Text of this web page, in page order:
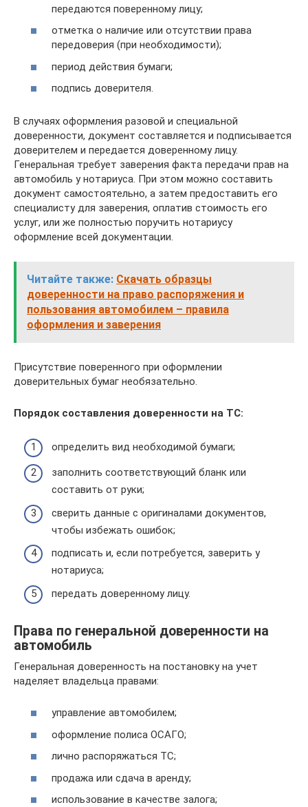
передаются поверенному лицу;
отметка о наличие или отсутствии права
передоверия (при необходимости);
период действия бумаги;
подпись доверителя.
В случаях оформления разовой и специальной
доверенности, документ составляется и подписывается
доверителем и передается доверенному лицу.
Генеральная требует заверения факта передачи прав на
автомобиль у нотариуса. При этом можно составить
документ самостоятельно, а затем предоставить его
специалисту для заверения, оплатив стоимость его
услуг, или же полностью поручить нотариусу
оформление всей документации.
Читайте также: Скачать образцы
доверенности на право распоряжения и
пользования автомобилем – правила
оформления и заверения
Присутствие поверенного при оформлении
доверительных бумаг необязательно.
Порядок составления доверенности на ТС:
определить вид необходимой бумаги;
заполнить соответствующий бланк или
составить от руки;
сверить данные с оригиналами документов,
чтобы избежать ошибок;
подписать и, если потребуется, заверить у
нотариуса;
передать доверенному лицу.
Права по генеральной доверенности на
автомобиль
Генеральная доверенность на постановку на учет
наделяет владельца правами:
управление автомобилем;
оформление полиса ОСАГО;
лично распоряжаться ТС;
продажа или сдача в аренду;
использование в качестве залога;